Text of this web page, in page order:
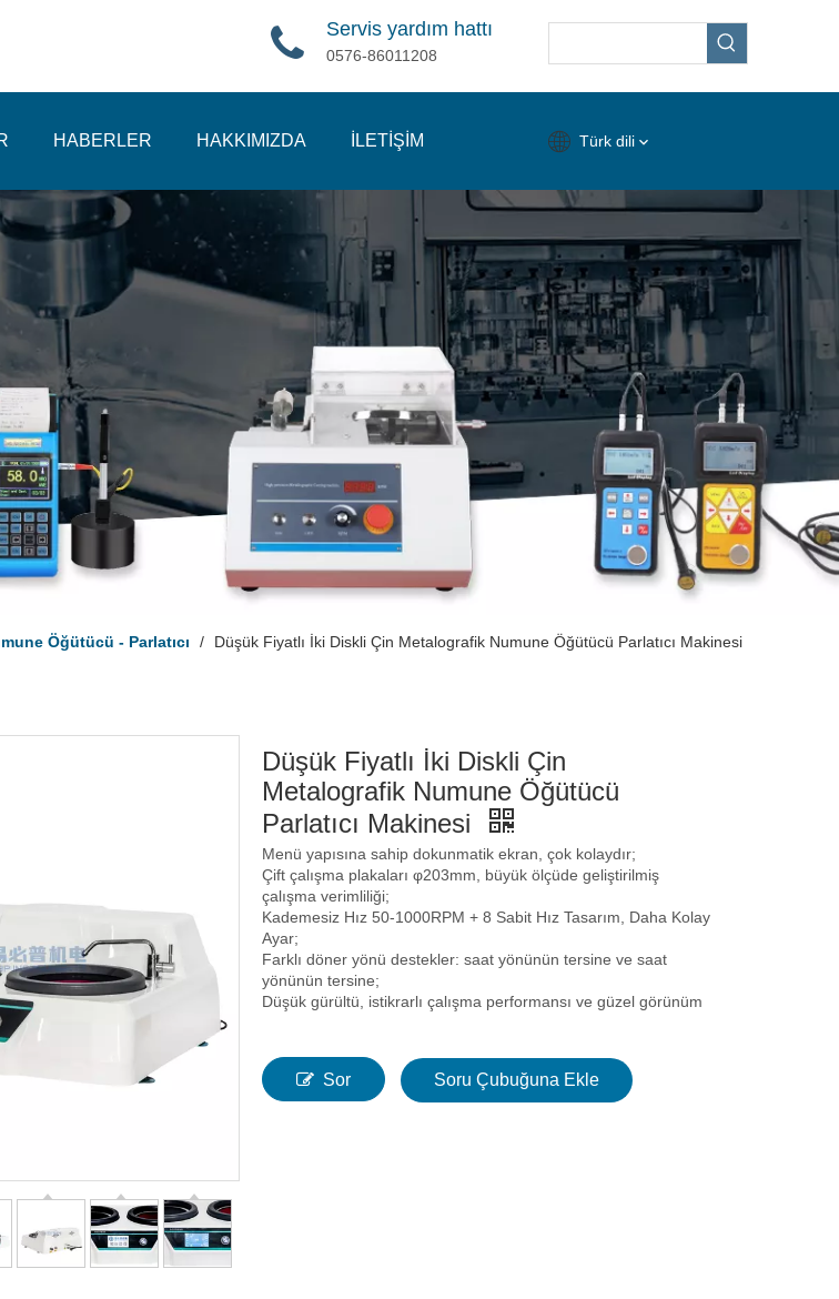
Servis yardım hattı
0576-86011208
HABERLER HAKKIMIZDA İLETİŞİM Türk dili
Öğütücü - Parlatıcı / Düşük Fiyatlı İki Diskli Çin Metalografik Numune Öğütücü Parlatıcı Makinesi
Düşük Fiyatlı İki Diskli Çin
Metalografik Numune Öğütücü
Parlatıcı Makinesi
Menü yapısına sahip dokunmatik ekran, çok kolaydır;
Çift çalışma plakaları φ203mm, büyük ölçüde geliştirilmiş
çalışma verimliliği;
Kademesiz Hız 50-1000RPM + 8 Sabit Hız Tasarım, Daha Kolay
Ayar;
Farklı döner yönü destekler: saat yönünün tersine ve saat
yönünün tersine;
Düşük gürültü, istikrarlı çalışma performansı ve güzel görünüm
Sor Soru Çubuğuna Ekle